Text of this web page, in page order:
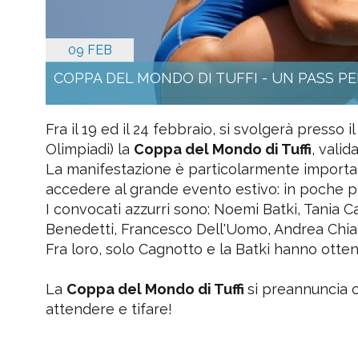
09 FEB
COPPA DEL MONDO DI TUFFI - UN PASS
Fra il 19 ed il 24 febbraio, si svolgerà presso
Olimpiadi) la Coppa del Mondo di Tuffi,
La manifestazione è particolarmente
accedere al grande evento estivo: in poche
I convocati azzurri sono: Noemi Batki, Tania
Benedetti, Francesco Dell'Uomo, Andrea
Fra loro, solo Cagnotto e la Batki hanno
La Coppa del Mondo di Tuffi si preannuncia
attendere e tifare!